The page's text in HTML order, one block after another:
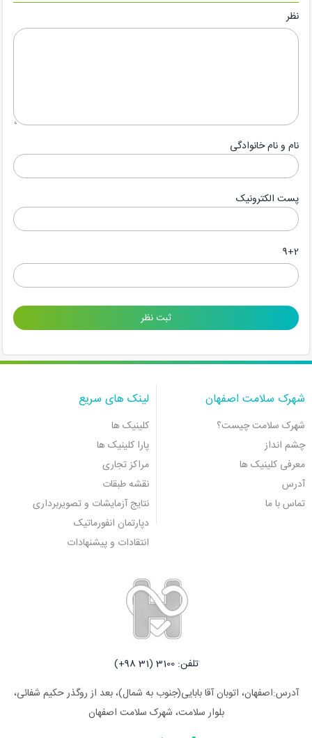
نظر
نام و نام خانوادگی
پست الکترونیک
9+2
شهرک سلامت اصفهان
شهرک سلامت چیست؟
چشم انداز
معرفی کلینیک ها
آدرس
تماس با ما
لینک های سریع
کلینیک ها
پارا کلینیک ها
مراکز تجاری
نقشه طبقات
نتایج آزمایشات و تصویربرداری
دپارتمان انفورماتیک
انتقادات و پیشنهادات
تلفن: 3100 (31 98+)
آدرس:اصفهان، اتوبان آقا بابایی(جنوب به شمال)، بعد از روگذر حکیم شفائی،
بلوار سلامت، شهرک سلامت اصفهان